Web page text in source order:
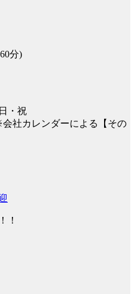
分)
・祝
社カレンダーによる【その
！